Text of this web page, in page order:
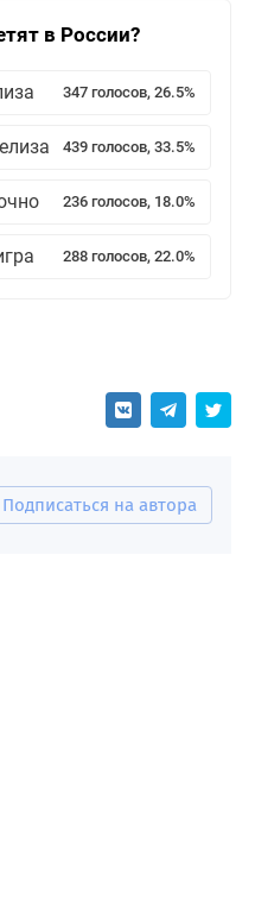
в России?
347 голосов, 26.5%
439 голосов, 33.5%
236 голосов, 18.0%
288 голосов, 22.0%
Подписаться на автора